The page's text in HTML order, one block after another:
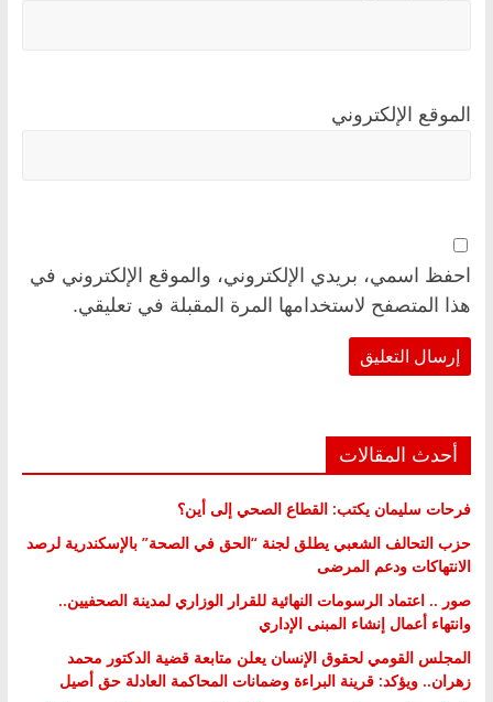
الموقع الإلكتروني
احفظ اسمي، بريدي الإلكتروني، والموقع الإلكتروني في
هذا المتصفح لاستخدامها المرة المقبلة في تعليقي.
أحدث المقالات
فرحات سليمان يكتب: القطاع الصحي إلى أين؟
حزب التحالف الشعبي يطلق لجنة “الحق في الصحة” بالإسكندرية لرصد
الانتهاكات ودعم المرضى
صور .. اعتماد الرسومات النهائية للقرار الوزاري لمدينة الصحفيين..
وانتهاء أعمال إنشاء المبنى الإداري
المجلس القومي لحقوق الإنسان يعلن متابعة قضية الدكتور محمد
زهران.. ويؤكد: قرينة البراءة وضمانات المحاكمة العادلة حق أصيل